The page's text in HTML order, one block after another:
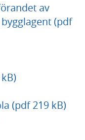
av
(pdf
(pdf 219 kB)